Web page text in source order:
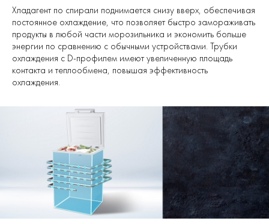
Хладагент по спирали поднимается снизу вверх, обеспечивая
постоянное охлаждение, что позволяет быстро замораживать
продукты в любой части морозильника и экономить больше
энергии по сравнению с обычными устройствами. Трубки
охлаждения с D-профилем имеют увеличенную площадь
контакта и теплообмена, повышая эффективность
охлаждения.